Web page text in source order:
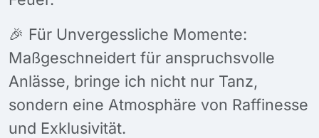
🎉 Für Unvergessliche Momente:
Maßgeschneidert für anspruchsvolle
Anlässe, bringe ich nicht nur Tanz,
sondern eine Atmosphäre von Raffinesse
und Exklusivität.